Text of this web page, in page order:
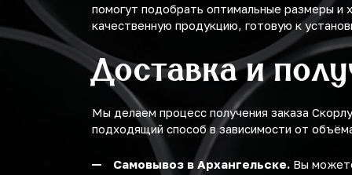
помогут подобрать оптимальные размеры и
качественную продукцию, готовую к
Доставка и
Мы делаем процесс получения заказа
подходящий способ в зависимости от
Самовывоз в Архангельске. Вы